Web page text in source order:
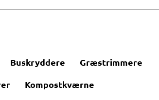
Buskryddere
Græstrimmere
Kompostkværne